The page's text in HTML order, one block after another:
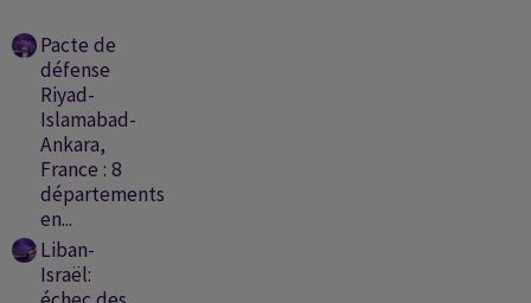
Pacte de
défense
Riyad-
Islamabad-
Ankara,
France : 8
départements
en...
Liban-
Israël: